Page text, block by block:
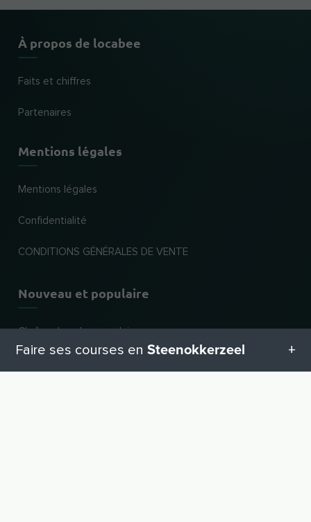
À propos de locabee
Faits et chiffres
Partenaires
Mentions légales
Mentions légales
Confidentialité
CONDITIONS GÉNÉRALES DE VENTE
Nouveau et populaire
Chaînes les plus populaires
Faire ses courses en Steenokkerzeel